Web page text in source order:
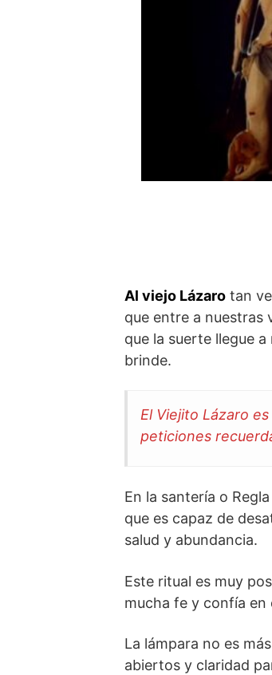
Al viejo Lázaro tan
que entre a nuestras
que la suerte llegue
brinde.
El Viejito Lázaro
peticiones
En la santería o
que es capaz de
salud y abundancia.
Este ritual es muy
mucha fe y confía en
La lámpara no es
abiertos y claridad